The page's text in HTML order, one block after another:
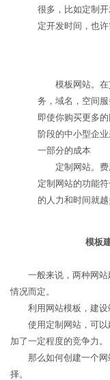
很多，比如定制
定开发时间，也
模板网站。
务，域名，空间
即使你购买更多
阶段的中小型企
一部分的成本
定制网站。
定制网站的功能
的人力和时间就越
模板
一般来说，两种网
情况而定。
利用网站模板，建
使用定制网站，可
加了一定程度的竞争力。
那么如何创建一个
择。